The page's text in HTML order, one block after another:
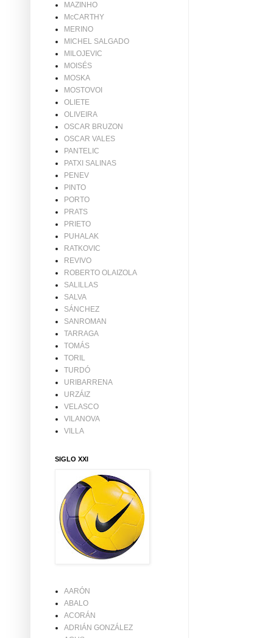
MAZINHO
McCARTHY
MERINO
MICHEL SALGADO
MILOJEVIC
MOISÉS
MOSKA
MOSTOVOI
OLIETE
OLIVEIRA
OSCAR BRUZON
OSCAR VALES
PANTELIC
PATXI SALINAS
PENEV
PINTO
PORTO
PRATS
PRIETO
PUHALAK
RATKOVIC
REVIVO
ROBERTO OLAIZOLA
SALILLAS
SALVA
SÁNCHEZ
SANROMAN
TARRAGA
TOMÁS
TORIL
TURDÓ
URIBARRENA
URZÁIZ
VELASCO
VILANOVA
VILLA
SIGLO XXI
AARÓN
ABALO
ACORÁN
ADRIÁN GONZÁLEZ